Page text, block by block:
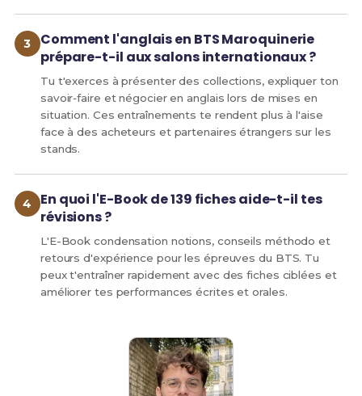
Comment l'anglais en BTS Maroquinerie
prépare-t-il aux salons internationaux ?
Tu t'exerces à présenter des collections, expliquer ton
savoir‑faire et négocier en anglais lors de mises en
situation. Ces entraînements te rendent plus à l'aise
face à des acheteurs et partenaires étrangers sur les
stands.
En quoi l'E-Book de 139 fiches aide-t-il tes
révisions ?
L'E-Book condensation notions, conseils méthodo et
retours d'expérience pour les épreuves du BTS. Tu
peux t'entraîner rapidement avec des fiches ciblées et
améliorer tes performances écrites et orales.